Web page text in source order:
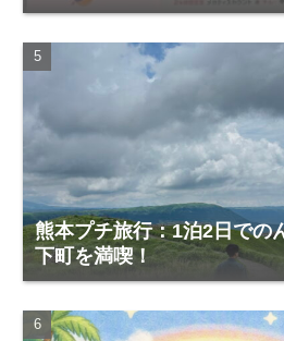
に買うべき神商品
熊本プチ旅行：1泊2日での
下町を満喫！